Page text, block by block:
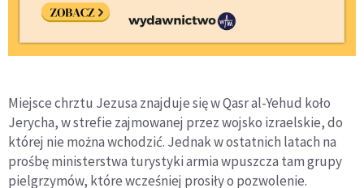
Miejsce chrztu Jezusa znajduje się w Qasr al-Yehud koło
Jerycha, w strefie zajmowanej przez wojsko izraelskie, do
której nie można wchodzić. Jednak w ostatnich latach na
prośbę ministerstwa turystyki armia wpuszcza tam grupy
pielgrzymów, które wcześniej prosiły o pozwolenie.